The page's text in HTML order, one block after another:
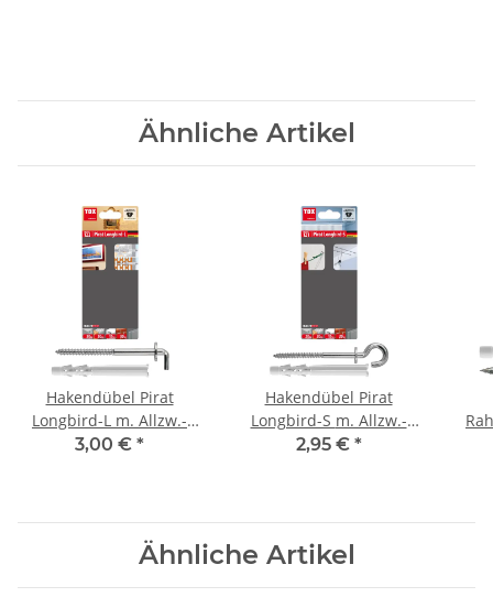
Ähnliche Artikel
Hakendübel Pirat
Longbird-L m. Allzw.-
Rahmend. Tetrafix XL BL
3,00 € *
Hakendübel Pirat
Longbird-S m. Allzw.-
Rahmend.Tetrafix XL BL
2,95 € *
Ähnliche Artikel